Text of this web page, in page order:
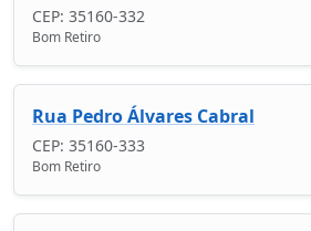
CEP: 35160-332
Bom Retiro
Rua Pedro Álvares Cabral
CEP: 35160-333
Bom Retiro